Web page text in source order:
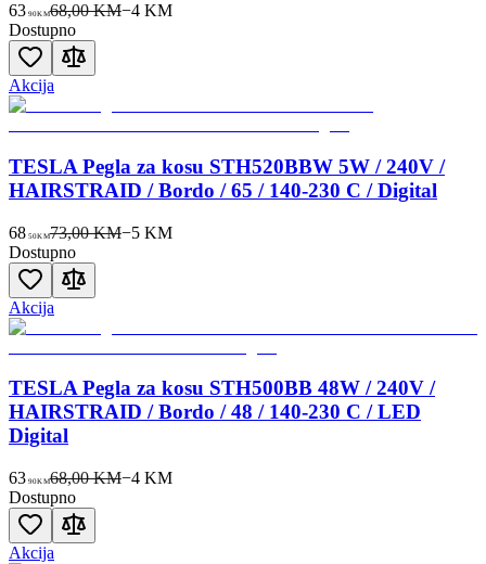
63 90KM68,00 KM−4KM
Dostupno
Akcija
TESLA Pegla za kosu STH520BBW 5W / 240V /
HAIRSTRAID / Bordo / 65 / 140-230 C / Digital
68 50KM73,00 KM−5KM
Dostupno
Akcija
TESLA Pegla za kosu STH500BB 48W / 240V /
HAIRSTRAID / Bordo / 48 / 140-230 C / LED
Digital
63 90KM68,00 KM−4KM
Dostupno
Akcija